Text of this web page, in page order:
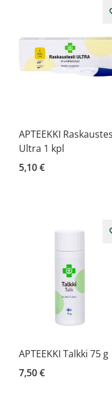
APTEEKKI
Ultra 1 kpl
5,10 €
APTEEKKI Talkki 75 g
7,50 €